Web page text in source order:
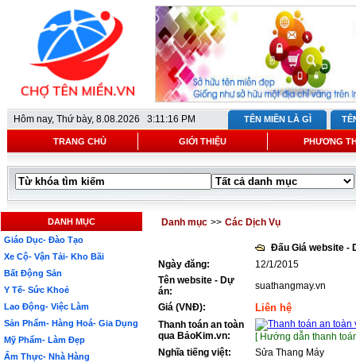
Hôm nay, Thứ bày, 8.08.2026 3:11:16 PM TÊN MIỀN LÀ GÌ
TRANG CHỦ GIỚI THIỆU PHƯƠNG
DANH MỤC
Giáo Dục- Đào Tạo
Xe Cộ- Vận Tải- Kho Bãi
Bất Động Sản
Y Tế- Sức Khoẻ
Lao Động- Việc Làm
Sản Phẩm- Hàng Hoá- Gia Dụng
Mỹ Phẩm- Làm Đẹp
Ẩm Thực- Nhà Hàng
Danh mục >> Các Dịch Vụ
Đấu Giá website -
Ngày đăng:
12/1/2015
Tên website - Dự
án:
suathangmay.vn
Giá (VNĐ):
Liên hệ
Thanh toán an toàn
qua BảoKim.vn:
[ Hướng dẫn thanh
Nghĩa tiếng việt:
Sửa Thang Máy